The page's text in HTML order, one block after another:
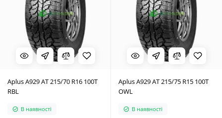
Aplus A929 AT 215/70 R16 100T
RBL
В наявності
Aplus A929 AT 215/75 R15 100T
OWL
В наявності